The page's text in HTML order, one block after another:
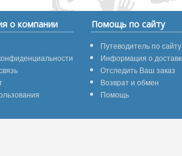
о компании Помощь по сайту
Путеводитель по сайту
Информация о
Отследить Ваш заказ
Возврат и обмен
Помощь